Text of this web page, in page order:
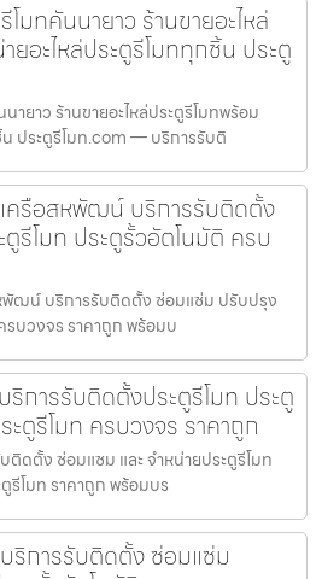
มทคันนายาว ร้านขายอะไหล่
ยอะไหล่ประตูรีโมททุกชิ้น ประตู
ายาว ร้านขายอะไหล่ประตูรีโมทพร้อม
น ประตูรีโมท.com — บริการรับติ
ครือสหพัฒน์ บริการรับติดตั้ง
รีโมท ประตูรั้วอัตโนมัติ ครบ
พัฒน์ บริการรับติดตั้ง ซ่อมแซ่ม ปรับปรุง
รบวงจร ราคาถูก พร้อมบ
ริการรับติดตั้งประตูรีโมท ประตู
ตูรีโมท ครบวงจร ราคาถูก
ติดตั้ง ซ่อมแซม และ จำหน่ายประตูรีโมท
รีโมท ราคาถูก พร้อมบร
ริการรับติดตั้ง ซ่อมแซ่ม